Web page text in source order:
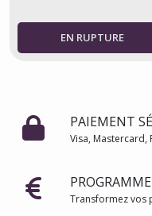
PAIEMENT
Visa, Mastercard,
Transformez vos